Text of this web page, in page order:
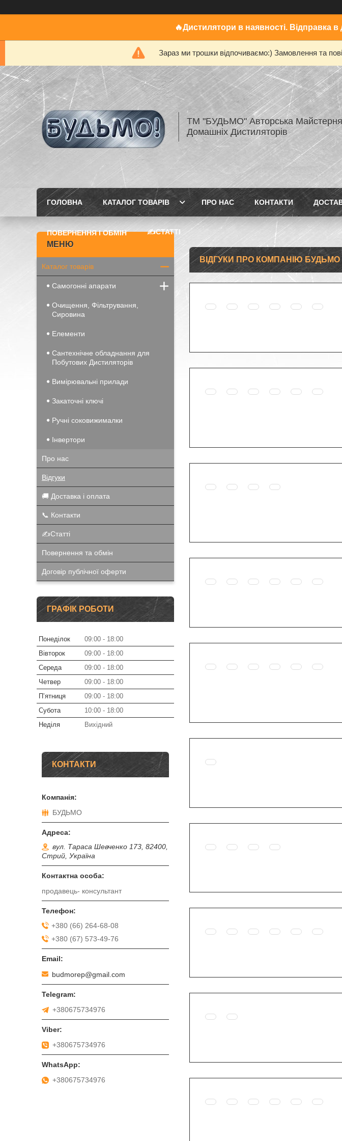
🔥Дистилятори в наявності. Відправка
Зараз ми трошки відпочиваємо:) Замовлення та
ТМ "БУДЬМО" Авторська Майстерня
Домашніх Дистиляторів
ГОЛОВНА КАТАЛОГ ТОВАРІВ ПРО НАС КОНТАКТИ
ПОВЕРНЕННЯ І ОБМІН ✍️СТАТТІ
ВІДГУКИ ПРО КОМПАНІЮ БУДЬМО
Каталог товарів
Самогонні апарати
Очищення, Фільтрування,
Сировина
Елементи
Сантехнічне обладнання для
Побутових Дистиляторів
Вимірювальні прилади
Закаточні ключі
Ручні соковижималки
Інвертори
Про нас
Відгуки
🚚 Доставка і оплата
📞 Контакти
✍️Статті
Повернення та обмін
Договір публічної оферти
ГРАФІК РОБОТИ
Понеділок 09:00
18:00
Вівторок
09:00
18:00
Середа
09:00
18:00
Четвер
09:00
18:00
Пʼятниця
09:00
18:00
Субота
10:00
18:00
Неділя
Вихідний
КОНТАКТИ
БУДЬМО
вул. Тараса Шевченко 173, 82400,
Стрий, Україна
продавець- консультант
+380 (66) 264-68-08
+380 (67) 573-49-76
budmorep@gmail.com
+380675734976
+380675734976
+380675734976